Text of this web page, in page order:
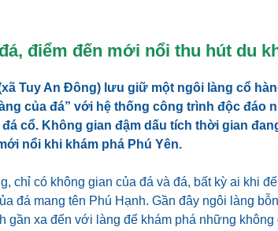
điểm đến mới nổi thu hút du
Tuy An Đông) lưu giữ một ngôi làng cổ
của đá” với hệ thống công trình độc đáo
cổ. Không gian đậm dấu tích thời gian
nổi khi khám phá Phú Yên.
chỉ có không gian của đá và đá, bất kỳ ai khi
đá mang tên Phú Hạnh. Gần đây ngôi làng
gần xa đến với làng để khám phá những